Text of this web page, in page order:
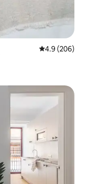
คะแนนเฉลี่ย
4.9 (206)